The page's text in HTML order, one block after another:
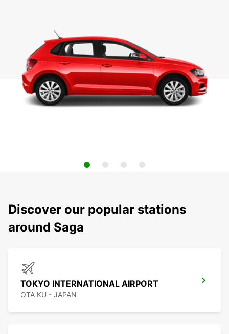
Discover our popular stations
around Saga
TOKYO INTERNATIONAL AIRPORT
OTA KU - JAPAN